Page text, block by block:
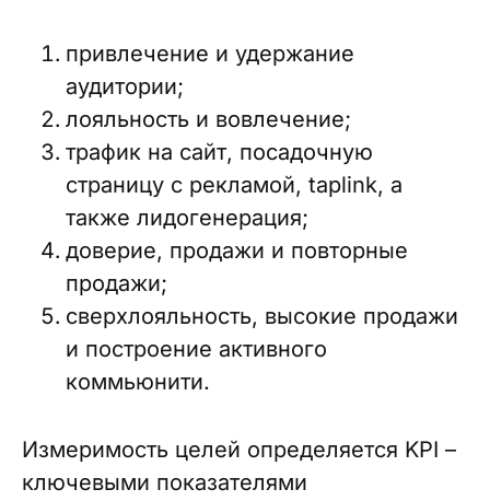
привлечение и удержание
аудитории;
лояльность и вовлечение;
трафик на сайт, посадочную
страницу с рекламой, taplink, а
также лидогенерация;
доверие, продажи и повторные
продажи;
сверхлояльность, высокие продажи
и построение активного
коммьюнити.
Измеримость целей определяется KPI –
ключевыми показателями